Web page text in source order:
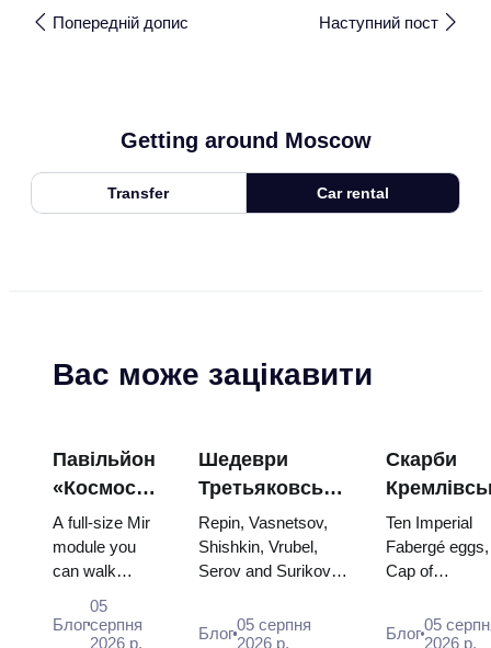
Попередній допис Наступний пост
Getting around Moscow
Transfer Car rental
Вас може зацікавити
Павільйон
«Космос»
на ВДНГ:
всередині
найбільшої
космічної
виставки
A full-size Mir
module you
can walk
Energia–Buran
model,
Блог
05
серпня
2026 р.
Шедеври
Третьяковської
галереї:
картини,
заради яких
планувати
Repin, Vasnetsov,
Shishkin, Vrubel,
Serov and Surikov
stop people, where
they hang, and why
Блог 05 серпня
2026 р.
Скарби
зброї:
Фаберже,
трони та
вбрання
Ten Imperial
Fabergé
Cap of
double throne
two boy tsars
Блог05
2026 р.